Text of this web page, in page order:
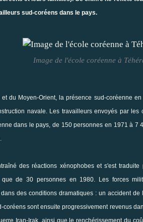
sud-coréens dans le pays.
Image de l'école coréenne à
du Moyen-Orient, la présence sud-coréenne
navale. Les travailleurs envoyés par les
dans le pays, de 150 personnes en 1971 à
des réactions xénophobes et s'est
de 30 personnes en 1980. Les forces
des conditions dramatiques : un accident
sont ensuite progressivement revenus
Iran-Irak, ainsi que le renchérissement du